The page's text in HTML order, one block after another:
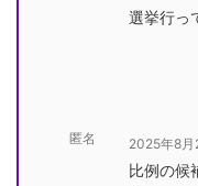
選挙行っ
匿名 2025年8月
比例の候